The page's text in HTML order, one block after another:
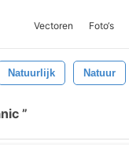
Vectoren Foto‘s
Natuurlijk Natuur